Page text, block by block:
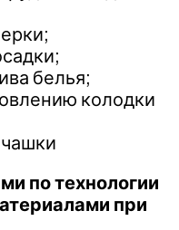
белья;
колодки
по технологии
при